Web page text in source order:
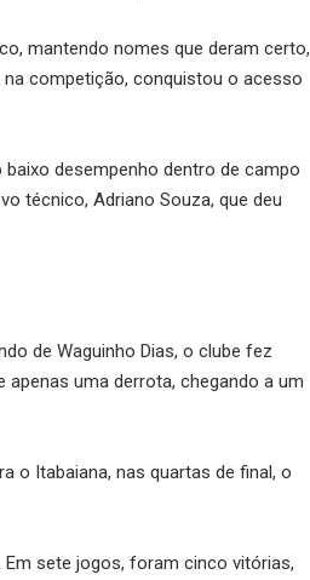
mantendo nomes que deram certo,
na competição, conquistou o acesso
desempenho dentro de campo
técnico, Adriano Souza, que deu
de Waguinho Dias, o clube fez
uma derrota, chegando a um
o Itabaiana, nas quartas de final, o
sete jogos, foram cinco vitórias,